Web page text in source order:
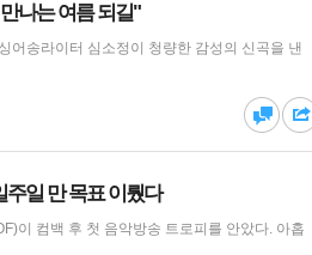
댓글 공유
나는 여름 되길"
어송라이터 심소정이 청량한 감성의 신곡을 낸
주일 만 목표 이뤘다
이 컴백 후 첫 음악방송 트로피를 안았다. 아홉